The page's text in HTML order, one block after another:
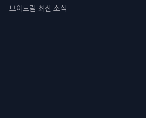
브이드림 최신 소식